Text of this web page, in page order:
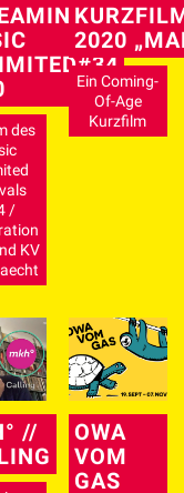
des
/
KV
2020
Ein Coming-
Of-Age
Kurzfilm
//
OWA
VOM
GAS